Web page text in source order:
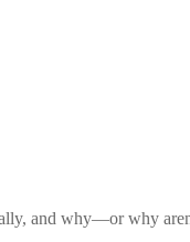
and why—or why